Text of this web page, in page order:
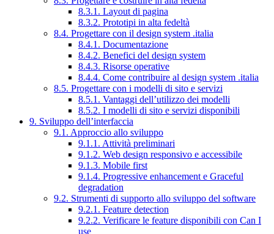
8.3.1. Layout di pagina
8.3.2. Prototipi in alta fedeltà
8.4. Progettare con il design system .italia
8.4.1. Documentazione
8.4.2. Benefici del design system
8.4.3. Risorse operative
8.4.4. Come contribuire al design system .italia
8.5. Progettare con i modelli di sito e servizi
8.5.1. Vantaggi dell’utilizzo dei modelli
8.5.2. I modelli di sito e servizi disponibili
9. Sviluppo dell’interfaccia
9.1. Approccio allo sviluppo
9.1.1. Attività preliminari
9.1.2. Web design responsivo e accessibile
9.1.3. Mobile first
9.1.4. Progressive enhancement e Graceful
degradation
9.2. Strumenti di supporto allo sviluppo del software
9.2.1. Feature detection
9.2.2. Verificare le feature disponibili con Can I
use